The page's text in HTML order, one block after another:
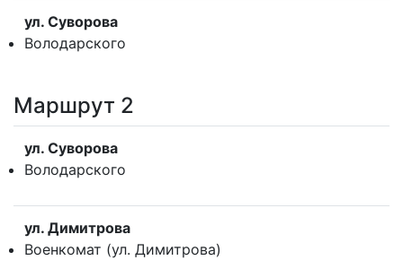
ул. Суворова
Володарского
Маршрут 2
ул. Суворова
Володарского
ул. Димитрова
Военкомат (ул. Димитрова)